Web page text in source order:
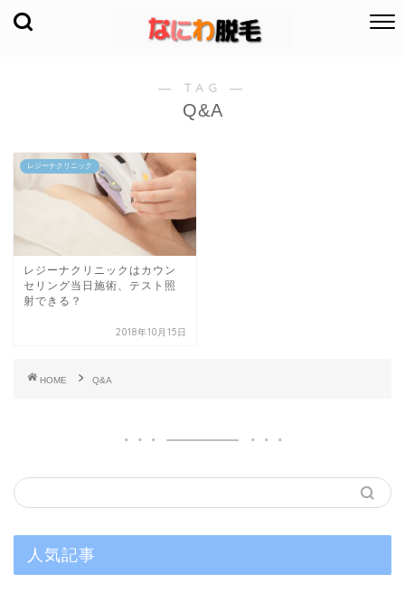
― TAG ―
Q&A
レジーナクリニック
レジーナクリニックはカウン
セリング当日施術、テスト照
射できる？
2018年10月15日
HOME Q&A
人気記事